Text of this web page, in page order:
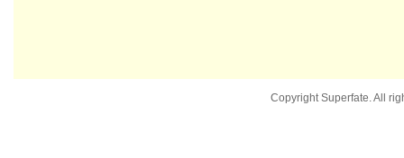
Copyright Superfate. All